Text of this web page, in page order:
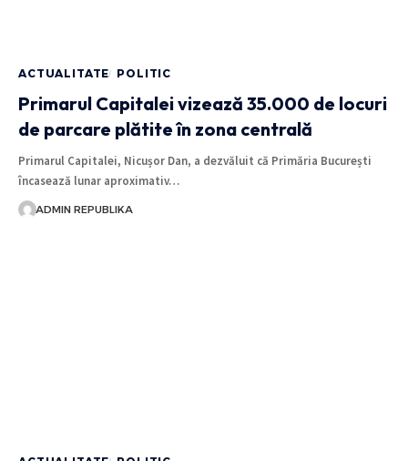
ACTUALITATE POLITIC
Primarul Capitalei vizează 35.000 de locuri
de parcare plătite în zona centrală
Primarul Capitalei, Nicușor Dan, a dezvăluit că Primăria București
încasează lunar aproximativ…
ADMIN REPUBLIKA